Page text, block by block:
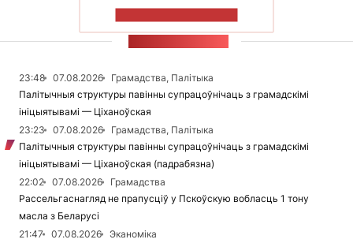
23:48 07.08.2026
Грамадства, Палітыка
Палітычныя структуры павінны супрацоўнічаць з грамадскімі
ініцыятывамі — Ціханоўская
23:23
07.08.2026
Грамадства, Палітыка
Палітычныя структуры павінны супрацоўнічаць з грамадскімі
ініцыятывамі — Ціханоўская (падрабязна)
22:02
07.08.2026
Грамадства
Рассельгаснагляд не прапусціў у Пскоўскую вобласць 1 тону
масла з Беларусі
21:47
07.08.2026
Эканоміка